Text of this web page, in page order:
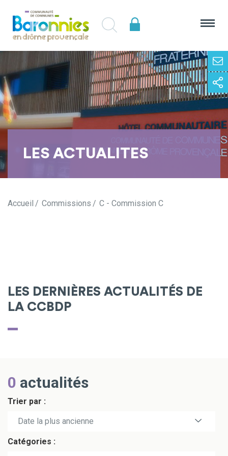
LES ACTUALITES
Accueil Commissions C - Commission C
LES DERNIÈRES ACTUALITÉS DE
LA CCBDP
0 actualités
Trier par :
Date la plus récente
Date la plus ancienne
Catégories :